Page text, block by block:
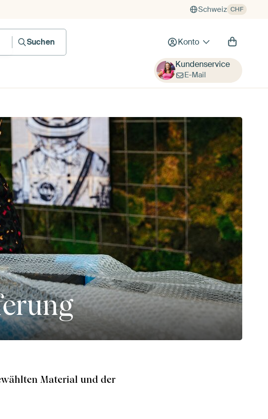
Schweiz CHF
Suchen
Konto
Kundenservice
E-Mail
Material und der